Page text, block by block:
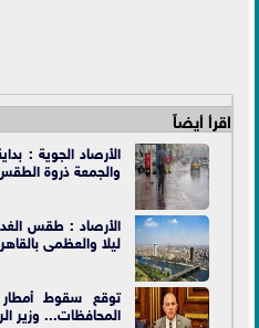
اقرأ أيضاً
الأرصاد الجوية :
والجمعة ذروة
الأرصاد : طقس الغد
ليلا والعظمى بالقاهرة
توقع سقوط
المحافظات... وزير